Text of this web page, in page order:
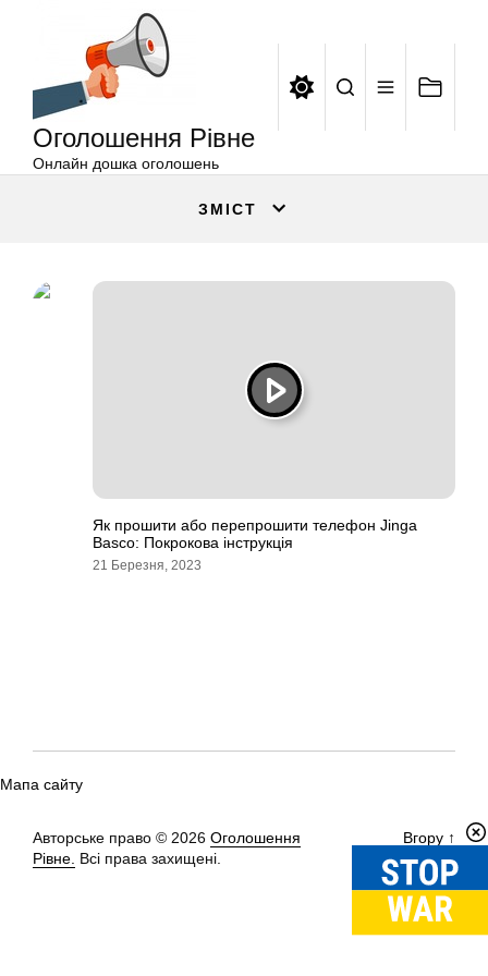
Оголошення Рівне
Онлайн дошка оголошень
ЗМІСТ
Як прошити або перепрошити телефон Jinga
Basco: Покрокова інструкція
21 Березня, 2023
Мапа сайту
Авторське право © 2026 Оголошення
Рівне. Всі права захищені.
Вгору ↑